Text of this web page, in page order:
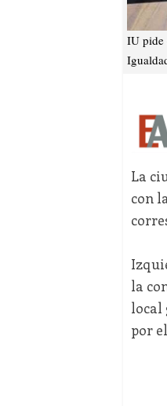
IU pide
La
con
la
local
por